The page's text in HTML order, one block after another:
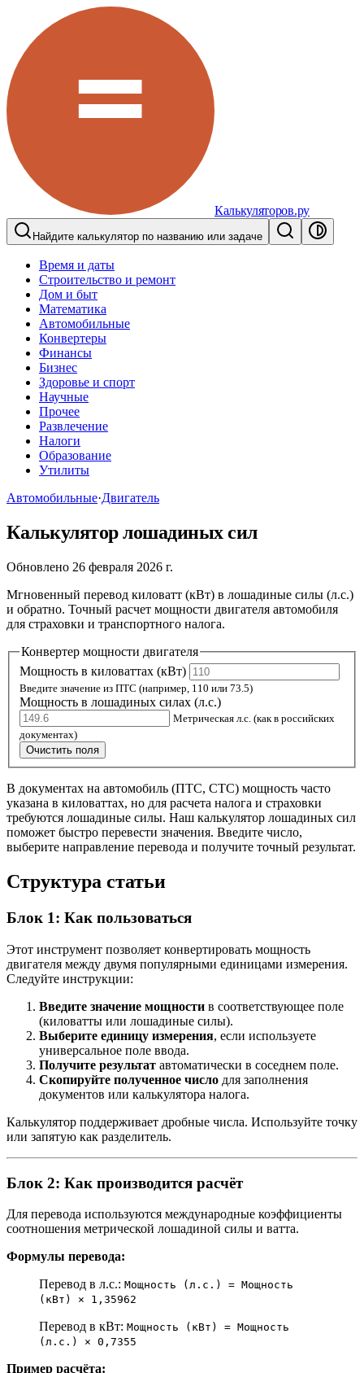
Калькуляторов.ру
Найдите калькулятор по названию или задаче
Время и даты
Строительство и ремонт
Дом и быт
Математика
Автомобильные
Конвертеры
Финансы
Бизнес
Здоровье и спорт
Научные
Прочее
Развлечение
Налоги
Образование
Утилиты
Автомобильные·Двигатель
Калькулятор лошадиных сил
Обновлено 26 февраля 2026 г.
Мгновенный перевод киловатт (кВт) в лошадиные силы (л.с.)
и обратно. Точный расчет мощности двигателя автомобиля
для страховки и транспортного налога.
Конвертер мощности двигателя
Мощность в киловаттах (кВт)
Введите значение из ПТС (например, 110 или 73.5)
Мощность в лошадиных силах (л.с.)
Метрическая л.с. (как в российских
документах)
Очистить поля
В документах на автомобиль (ПТС, СТС) мощность часто
указана в киловаттах, но для расчета налога и страховки
требуются лошадиные силы. Наш калькулятор лошадиных сил
поможет быстро перевести значения. Введите число,
выберите направление перевода и получите точный результат.
Структура статьи
Блок 1: Как пользоваться
Этот инструмент позволяет конвертировать мощность
двигателя между двумя популярными единицами измерения.
Следуйте инструкции:
Введите значение мощности в соответствующее поле
(киловатты или лошадиные силы).
Выберите единицу измерения, если используете
универсальное поле ввода.
Получите результат автоматически в соседнем поле.
Скопируйте полученное число для заполнения
документов или калькулятора налога.
Калькулятор поддерживает дробные числа. Используйте точку
или запятую как разделитель.
Блок 2: Как производится расчёт
Для перевода используются международные коэффициенты
соотношения метрической лошадиной силы и ватта.
Формулы перевода:
Перевод в л.с.: Мощность (л.с.) = Мощность
(кВт) × 1,35962
Перевод в кВт: Мощность (кВт) = Мощность
(л.с.) × 0,7355
Пример расчёта: